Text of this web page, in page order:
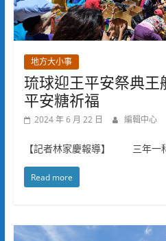
地方大小事
琉球迎王平安祭典王
平安糖祈福
2024 年 6 月 22 日 編輯中心
【記者林家慶報導】 三年一
Read more